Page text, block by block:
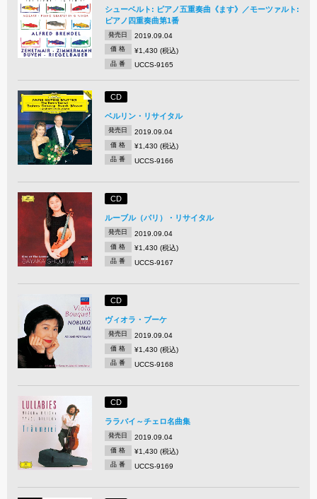
シューベルト: ピアノ五重奏曲《ます》／モーツァルト:
ピアノ四重奏曲第1番
発売日 2019.09.04
価 格 ¥1,430 (税込)
品 番 UCCS-9165
CD
ベルリン・リサイタル
発売日 2019.09.04
価 格 ¥1,430 (税込)
品 番 UCCS-9166
CD
ルーブル（パリ）・リサイタル
発売日 2019.09.04
価 格 ¥1,430 (税込)
品 番 UCCS-9167
CD
ヴィオラ・ブーケ
発売日 2019.09.04
価 格 ¥1,430 (税込)
品 番 UCCS-9168
CD
ララバイ～チェロ名曲集
発売日 2019.09.04
価 格 ¥1,430 (税込)
品 番 UCCS-9169